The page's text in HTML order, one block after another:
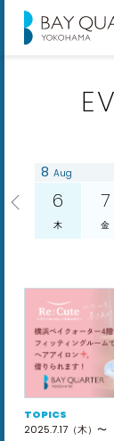
8 Aug
6
木
7
金
TOPICS
2025.7.17（木）〜